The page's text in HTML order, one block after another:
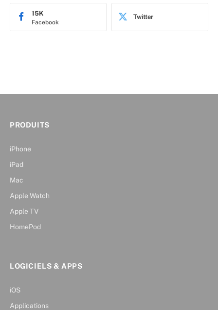
Facebook
15K Twitter
PRODUITS
iPhone
iPad
Mac
Apple Watch
Apple TV
HomePod
LOGICIELS & APPS
iOS
Applications